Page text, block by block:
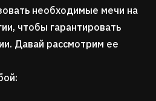
необходимые мечи на
чтобы гарантировать
Давай рассмотрим ее